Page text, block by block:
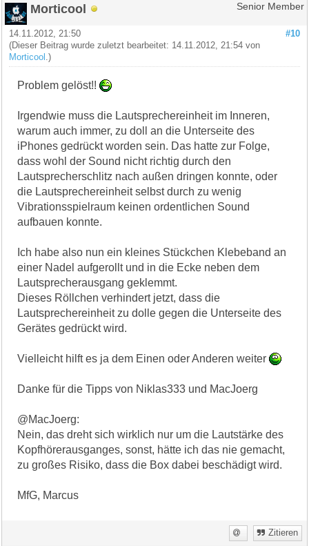
Morticool Senior Member
#10
14.11.2012, 21:50
(Dieser Beitrag wurde zuletzt bearbeitet: 14.11.2012, 21:54 von
Morticool .)
Problem gelöst!!
Irgendwie muss die Lautsprechereinheit im Inneren,
warum auch immer, zu doll an die Unterseite des
iPhones gedrückt worden sein. Das hatte zur Folge,
dass wohl der Sound nicht richtig durch den
Lautsprecherschlitz nach außen dringen konnte, oder
die Lautsprechereinheit selbst durch zu wenig
Vibrationsspielraum keinen ordentlichen Sound
aufbauen konnte.
Ich habe also nun ein kleines Stückchen Klebeband an
einer Nadel aufgerollt und in die Ecke neben dem
Lautsprecherausgang geklemmt.
Dieses Röllchen verhindert jetzt, dass die
Lautsprechereinheit zu dolle gegen die Unterseite des
Gerätes gedrückt wird.
Vielleicht hilft es ja dem Einen oder Anderen weiter
Danke für die Tipps von Niklas333 und MacJoerg
@MacJoerg:
Nein, das dreht sich wirklich nur um die Lautstärke des
Kopfhörerausganges, sonst, hätte ich das nie gemacht,
zu großes Risiko, dass die Box dabei beschädigt wird.
MfG, Marcus
Zitieren